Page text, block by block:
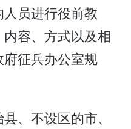
员进行役前教
容、方式以及相
征兵办公室规
、不设区的市、